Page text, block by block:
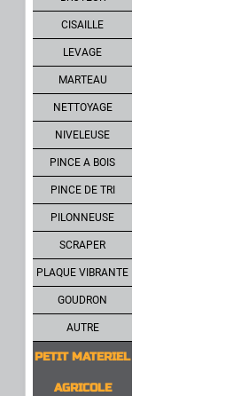
CISAILLE
LEVAGE
MARTEAU
NETTOYAGE
NIVELEUSE
PINCE A BOIS
PINCE DE TRI
PILONNEUSE
SCRAPER
PLAQUE VIBRANTE
GOUDRON
AUTRE
PETIT MATERIEL
AGRICOLE